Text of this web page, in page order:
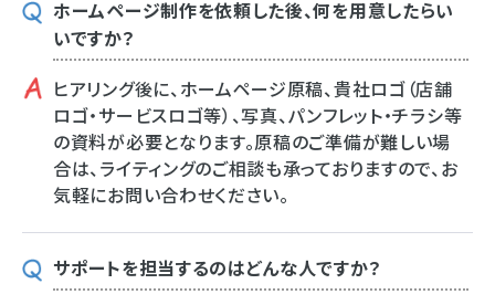
ホームページ制作を依頼した後、何を用意したらい
いですか？
ヒアリング後に、ホームページ原稿、貴社ロゴ（店舗
ロゴ・サービスロゴ等）、写真、パンフレット・チラシ等
の資料が必要となります。原稿のご準備が難しい場
合は、ライティングのご相談も承っておりますので、お
気軽にお問い合わせください。
サポートを担当するのはどんな人ですか？